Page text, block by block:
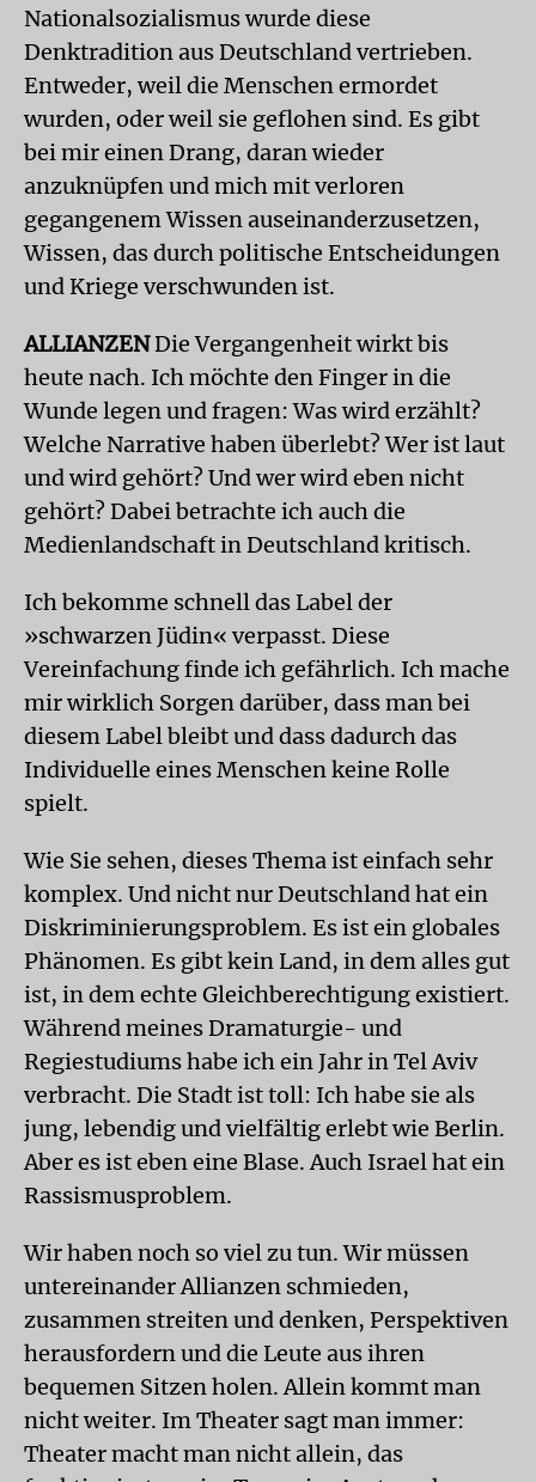
Nationalsozialismus wurde diese
Denktradition aus Deutschland vertrieben.
Entweder, weil die Menschen ermordet
wurden, oder weil sie geflohen sind. Es gibt
bei mir einen Drang, daran wieder
anzuknüpfen und mich mit verloren
gegangenem Wissen auseinanderzusetzen,
Wissen, das durch politische Entscheidungen
und Kriege verschwunden ist.
ALLIANZENDie Vergangenheit wirkt bis
heute nach. Ich möchte den Finger in die
Wunde legen und fragen: Was wird erzählt?
Welche Narrative haben überlebt? Wer ist laut
und wird gehört? Und wer wird eben nicht
gehört? Dabei betrachte ich auch die
Medienlandschaft in Deutschland kritisch.
Ich bekomme schnell das Label der
»schwarzen Jüdin« verpasst. Diese
Vereinfachung finde ich gefährlich. Ich mache
mir wirklich Sorgen darüber, dass man bei
diesem Label bleibt und dass dadurch das
Individuelle eines Menschen keine Rolle
spielt.
Wie Sie sehen, dieses Thema ist einfach sehr
komplex. Und nicht nur Deutschland hat ein
Diskriminierungsproblem. Es ist ein globales
Phänomen. Es gibt kein Land, in dem alles gut
ist, in dem echte Gleichberechtigung existiert.
Während meines Dramaturgie- und
Regiestudiums habe ich ein Jahr in Tel Aviv
verbracht. Die Stadt ist toll: Ich habe sie als
jung, lebendig und vielfältig erlebt wie Berlin.
Aber es ist eben eine Blase. Auch Israel hat ein
Rassismusproblem.
Wir haben noch so viel zu tun. Wir müssen
untereinander Allianzen schmieden,
zusammen streiten und denken, Perspektiven
herausfordern und die Leute aus ihren
bequemen Sitzen holen. Allein kommt man
nicht weiter. Im Theater sagt man immer:
Theater macht man nicht allein, das